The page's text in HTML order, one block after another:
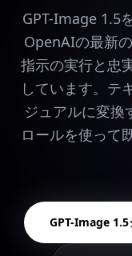
GPT-Image 1.5
OpenAIの最新
指示の実行と忠
しています。テ
ジュアルに変換
ロールを使って
GPT-Image 1.5